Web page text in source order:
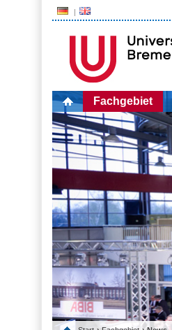
Fachgebiet